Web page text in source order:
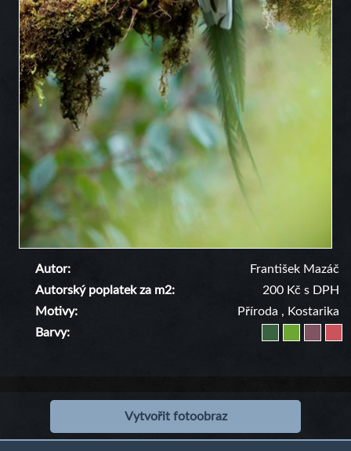
Autor
František Mazáč
Autorský poplatek za m2
200 Kč s DPH
Motivy
Příroda , Kostarika
Barvy
Vytvořit fotoobraz